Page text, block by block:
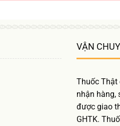
VẬN
Thuốc Thật
nhận hàng,
được giao
GHTK.